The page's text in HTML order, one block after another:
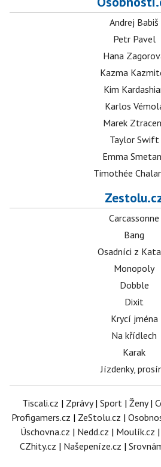
Andrej Babiš
Petr Pavel
Hana
Kazma
Kim
Karlos
Marek
Taylor Swift
Emma
Timothée
Carcassonne
Bang
Osadníci z
Monopoly
Dobble
Dixit
Krycí jména
Na křídlech
Karak
Jízdenky,
Tiscali.cz | Zprávy| Sport | Ženy|
Profigamers.cz | ZeStolu.cz |
Úschovna.cz | Nedd.cz | Moulík.cz |
CZhity.cz | Našepeníze.cz |